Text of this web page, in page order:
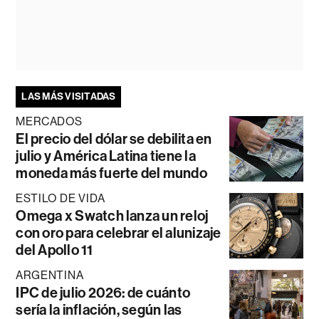
LAS MÁS VISITADAS
MERCADOS
El precio del dólar se debilita en
julio y América Latina tiene la
moneda más fuerte del mundo
ESTILO DE VIDA
Omega x Swatch lanza un reloj
con oro para celebrar el alunizaje
del Apollo 11
ARGENTINA
IPC de julio 2026: de cuánto
sería la inflación, según las